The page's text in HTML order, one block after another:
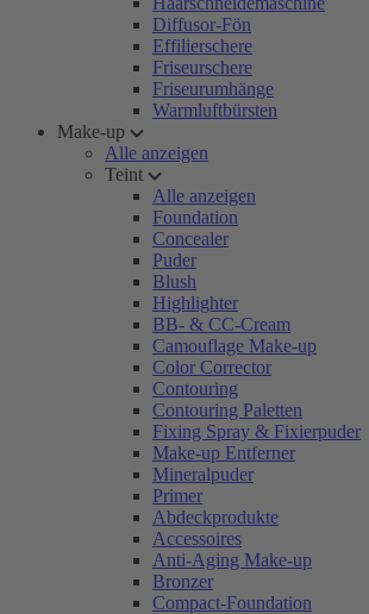
Diffusor-Fön
Effilierschere
Friseurschere
Friseurumhänge
Warmluftbürsten
Make-up
Alle anzeigen
Teint
Alle anzeigen
Foundation
Concealer
Puder
Blush
Highlighter
BB- & CC-Cream
Camouflage Make-up
Color Corrector
Contouring
Contouring Paletten
Fixing Spray & Fixierpuder
Make-up Entferner
Mineralpuder
Primer
Abdeckprodukte
Accessoires
Anti-Aging Make-up
Bronzer
Compact-Foundation